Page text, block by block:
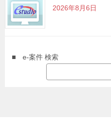
2026年8月6日
■ e-案件 検索